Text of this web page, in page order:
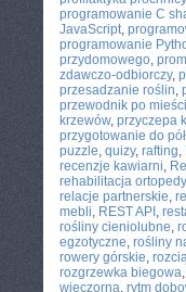
programowanie C
JavaScript,
programowanie
przydomowego,
zdawczo-odbiorczy,
przesadzanie roślin,
przewodnik po
krzewów, przyczepa
przygotowanie do
puzzle, quizy, rafting,
recenzje kawiarni,
rehabilitacja
relacje partnerskie,
mebli, REST API ,
rośliny cieniolubne,
egzotyczne, rośliny
rowery górskie,
rozgrzewka biegowa,
wieczorna, rytm